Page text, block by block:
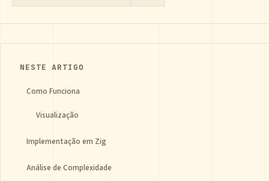
NESTE ARTIGO
Como Funciona
Visualização
Implementação em Zig
Análise de Complexidade